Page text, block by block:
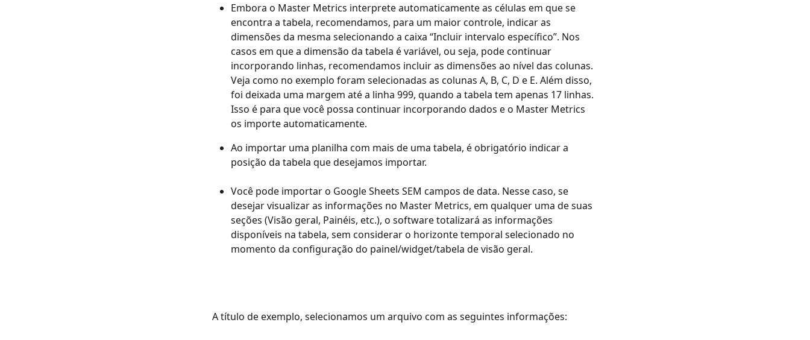
Embora o Master Metrics interprete automaticamente as células em que se
encontra a tabela, recomendamos, para um maior controle, indicar as
dimensões da mesma selecionando a caixa “Incluir intervalo específico”. Nos
casos em que a dimensão da tabela é variável, ou seja, pode continuar
incorporando linhas, recomendamos incluir as dimensões ao nível das colunas.
Veja como no exemplo foram selecionadas as colunas A, B, C, D e E. Além disso,
foi deixada uma margem até a linha 999, quando a tabela tem apenas 17 linhas.
Isso é para que você possa continuar incorporando dados e o Master Metrics
os importe automaticamente.
Ao importar uma planilha com mais de uma tabela, é obrigatório indicar a
posição da tabela que desejamos importar.
Você pode importar o Google Sheets SEM campos de data. Nesse caso, se
desejar visualizar as informações no Master Metrics, em qualquer uma de suas
seções (Visão geral, Painéis, etc.), o software totalizará as informações
disponíveis na tabela, sem considerar o horizonte temporal selecionado no
momento da configuração do painel/widget/tabela de visão geral.
A título de exemplo, selecionamos um arquivo com as seguintes informações: